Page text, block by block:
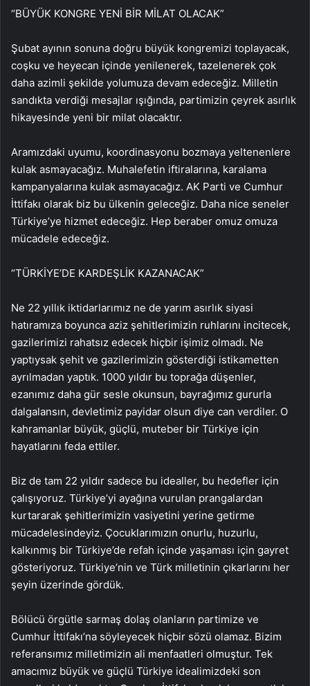
“BÜYÜK KONGRE YENİ BİR MİLAT OLACAK”
Şubat ayının sonuna doğru büyük kongremizi toplayacak,
coşku ve heyecan içinde yenilenerek, tazelenerek çok
daha azimli şekilde yolumuza devam edeceğiz. Milletin
sandıkta verdiği mesajlar ışığında, partimizin çeyrek asırlık
hikayesinde yeni bir milat olacaktır.
Aramızdaki uyumu, koordinasyonu bozmaya yeltenenlere
kulak asmayacağız. Muhalefetin iftiralarına, karalama
kampanyalarına kulak asmayacağız. AK Parti ve Cumhur
İttifakı olarak biz bu ülkenin geleceğiz. Daha nice seneler
Türkiye’ye hizmet edeceğiz. Hep beraber omuz omuza
mücadele edeceğiz.
“TÜRKİYE’DE KARDEŞLİK KAZANACAK”
Ne 22 yıllık iktidarlarımız ne de yarım asırlık siyasi
hatıramıza boyunca aziz şehitlerimizin ruhlarını incitecek,
gazilerimizi rahatsız edecek hiçbir işimiz olmadı. Ne
yaptıysak şehit ve gazilerimizin gösterdiği istikametten
ayrılmadan yaptık. 1000 yıldır bu toprağa düşenler,
ezanımız daha gür sesle okunsun, bayrağımız gururla
dalgalansın, devletimiz payidar olsun diye can verdiler. O
kahramanlar büyük, güçlü, muteber bir Türkiye için
hayatlarını feda ettiler.
Biz de tam 22 yıldır sadece bu idealler, bu hedefler için
çalışıyoruz. Türkiye’yi ayağına vurulan prangalardan
kurtararak şehitlerimizin vasiyetini yerine getirme
mücadelesindeyiz. Çocuklarımızın onurlu, huzurlu,
kalkınmış bir Türkiye’de refah içinde yaşaması için gayret
gösteriyoruz. Türkiye’nin ve Türk milletinin çıkarlarını her
şeyin üzerinde gördük.
Bölücü örgütle sarmaş dolaş olanların partimize ve
Cumhur İttifakı’na söyleyecek hiçbir sözü olamaz. Bizim
referansımız milletimizin ali menfaatleri olmuştur. Tek
amacımız büyük ve güçlü Türkiye idealimizdeki son